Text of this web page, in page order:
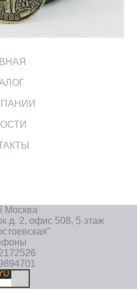
Москва
д. 2, офис 508, 5 этаж